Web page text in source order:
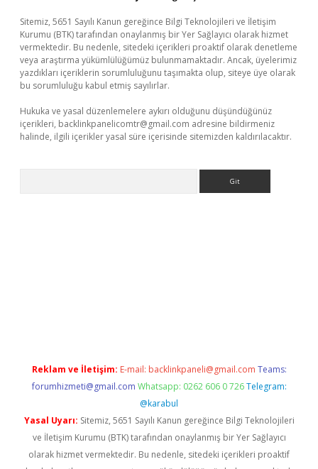
Sitemiz, 5651 Sayılı Kanun gereğince Bilgi Teknolojileri ve İletişim
Kurumu (BTK) tarafından onaylanmış bir Yer Sağlayıcı olarak hizmet
vermektedir. Bu nedenle, sitedeki içerikleri proaktif olarak denetleme
veya araştırma yükümlülüğümüz bulunmamaktadır. Ancak, üyelerimiz
yazdıkları içeriklerin sorumluluğunu taşımakta olup, siteye üye olarak
bu sorumluluğu kabul etmiş sayılırlar.
Hukuka ve yasal düzenlemelere aykırı olduğunu düşündüğünüz
içerikleri, backlinkpanelicomtr@gmail.com adresine bildirmeniz
halinde, ilgili içerikler yasal süre içerisinde sitemizden kaldırılacaktır.
Reklam ve İletişim: E-mail: backlinkpaneli@gmail.com Teams:
forumhizmeti@gmail.com Whatsapp: 0262 606 0 726 Telegram:
@karabul
Yasal Uyarı: Sitemiz, 5651 Sayılı Kanun gereğince Bilgi Teknolojileri
ve İletişim Kurumu (BTK) tarafından onaylanmış bir Yer Sağlayıcı
olarak hizmet vermektedir. Bu nedenle, sitedeki içerikleri proaktif